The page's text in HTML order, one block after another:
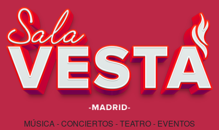
MÚSICA - CONCIERTOS - TEATRO - EVENTOS